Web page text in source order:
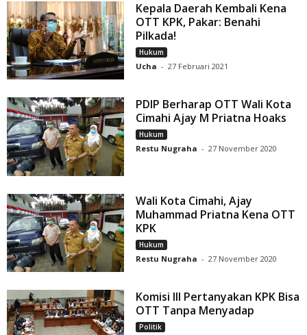
Kepala Daerah Kembali Kena
OTT KPK, Pakar: Benahi
Pilkada!
Hukum
Ucha - 27 Februari 2021
PDIP Berharap OTT Wali Kota
Cimahi Ajay M Priatna Hoaks
Hukum
Restu Nugraha - 27 November 2020
Wali Kota Cimahi, Ajay
Muhammad Priatna Kena OTT
KPK
Hukum
Restu Nugraha - 27 November 2020
Komisi III Pertanyakan KPK Bisa
OTT Tanpa Menyadap
Politik